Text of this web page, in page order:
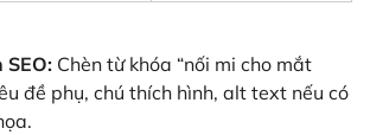
SEO: Chèn từ khóa “nối mi cho mắt
đề phụ, chú thích hình, alt text nếu có